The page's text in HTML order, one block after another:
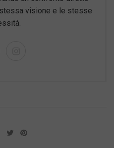
visione e le stesse